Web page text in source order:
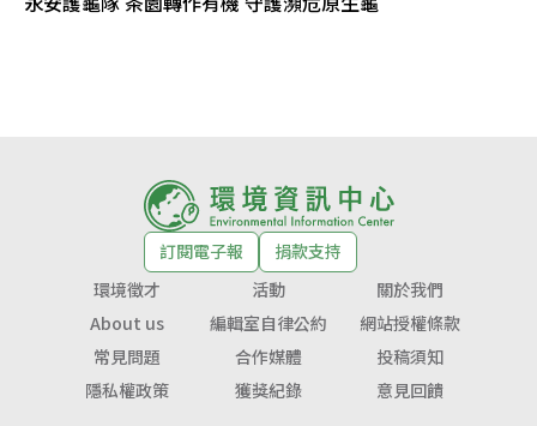
訂閱電子報
捐款支持
環境徵才
活動
關於我們
About us
編輯室自律公約
網站授權條款
常見問題
合作媒體
投稿須知
隱私權政策
獲獎紀錄 意見回饋